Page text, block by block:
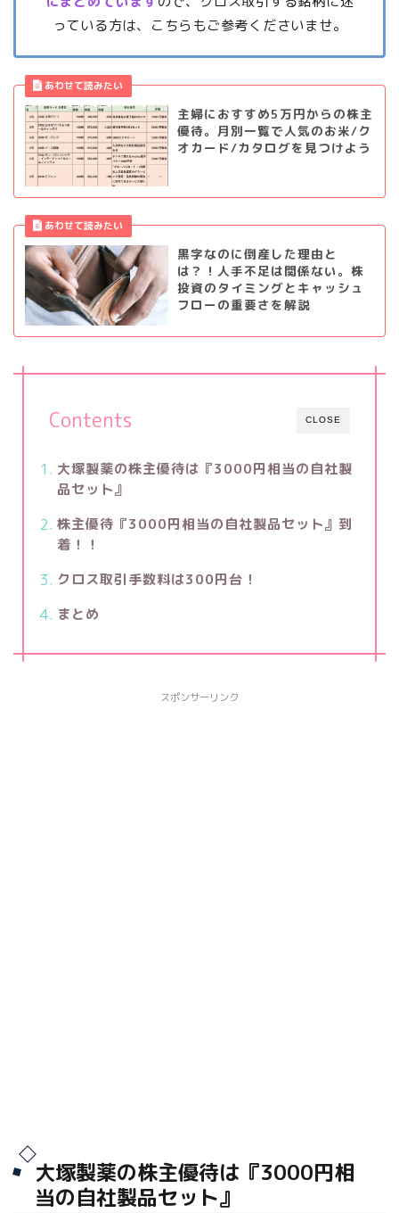
っている方は、こちらもご参考くださいませ。
主婦におすすめ5万円からの株主
優待。月別一覧で人気のお米/ク
オカード/カタログを見つけよう
黒字なのに倒産した理由と
は？！人手不足は関係ない。株
投資のタイミングとキャッシュ
フローの重要さを解説
CLOSE
Contents
大塚製薬の株主優待は『3000円相当の自社製
品セット』
株主優待『3000円相当の自社製品セット』到
着！！
クロス取引手数料は300円台！
まとめ
スポンサーリンク
大塚製薬の株主優待は『3000円相
当の自社製品セット』